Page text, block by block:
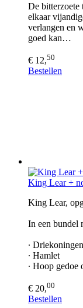
De bitterzoete
elkaar
verlangen en
goed kan…
€ 12,50
Bestellen
King Lear +
King Lear,
In een bundel
∙
∙ Hamlet
∙ Hoop gedoe
€ 20,00
Bestellen